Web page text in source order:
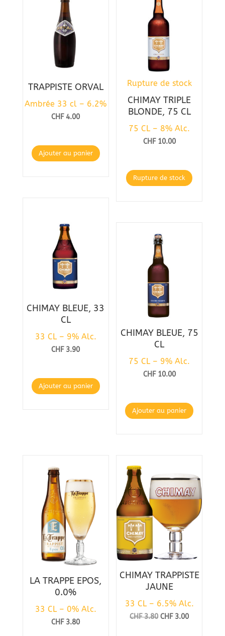
TRAPPISTE ORVAL
Ambrée 33 cl – 6.2%
CHF4.00
Ajouter au panier
Rupture de stock
CHIMAY TRIPLE
BLONDE, 75 CL
75 CL – 8% Alc.
CHF10.00
Rupture de stock
CHIMAY BLEUE, 33
CL
33 CL – 9% Alc.
CHF3.90
Ajouter au panier
CHIMAY BLEUE, 75
CL
75 CL – 9% Alc.
CHF10.00
Ajouter au panier
LA TRAPPE EPOS,
0.0%
33 CL – 0% Alc.
CHF3.80
CHIMAY TRAPPISTE
JAUNE
33 CL – 6.5% Alc.
CHF3.80 Le
CHF3.00Le